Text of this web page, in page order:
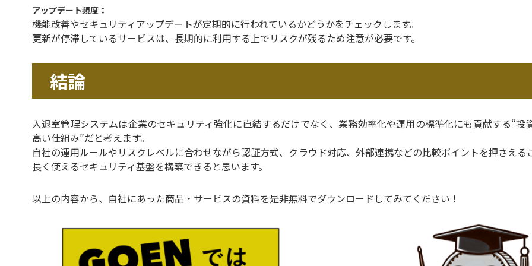
アップデート頻度：
機能改善やセキュリティアップデートが定期的に行われているかどうかをチェックします。
更新が停滞しているサービスは、長期的に利用する上でリスクが残るため注意が必要です。
結論
入退室管理システムは企業のセキュリティ強化に直結するだけでなく、業務効率化や運用の標準化にも貢献する“投
高い仕組み”だと考えます。
自社の運用ルールやリスクレベルに合わせながら認証方式、クラウド対応、外部連携などの比較ポイントを押さえる
長く使えるセキュリティ基盤を構築できると思います。
以上の内容から、自社にあった商品・サービスの資料を是非無料でダウンロードしてみてください！